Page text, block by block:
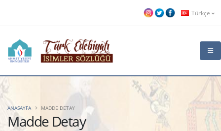
Türkçe
Madde Detay
ANASAYFA MADDE DETAY